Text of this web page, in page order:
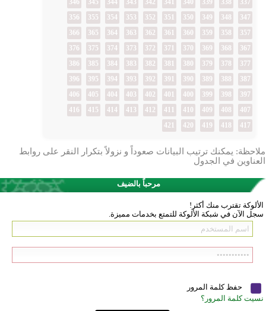
337
338
339
340
341
342
343
344
345
346
347
348
349
350
351
352
353
354
355
356
357
358
359
360
361
362
363
364
365
366
367
368
369
370
371
372
373
374
375
376
377
378
379
380
381
382
383
384
385
386
387
388
389
390
391
392
393
394
395
396
397
398
399
400
401
402
403
404
405
406
407
408
409
410
411
412
413
414
415
416
417
418
419
420
421
ملاحظة: يمكنك ترتيب البيانات صعوداً و نزولاً بتكرار النقر على روابط
العناوين في الجدول
مرحباً بالضيف
الألوكة تقترب منك أكثر!
سجل الآن في شبكة الألوكة للتمتع بخدمات مميزة.
حفظ كلمة المرور
نسيت كلمة المرور؟